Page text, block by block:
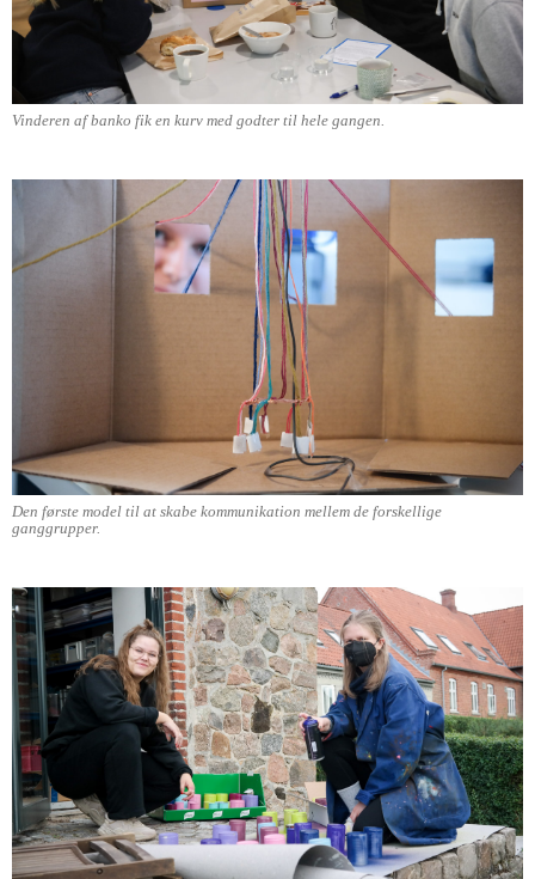
Vinderen af banko fik en kurv med godter til hele gangen.
Den første model til at skabe kommunikation mellem de forskellige
ganggrupper.